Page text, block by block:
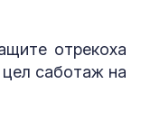
отрекоха
саботаж на